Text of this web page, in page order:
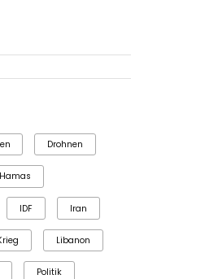
Drohnen
Hamas
IDF Iran
Libanon
Politik